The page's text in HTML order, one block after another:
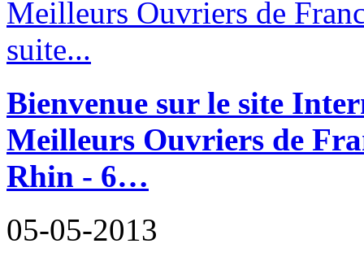
Meilleurs Ouvriers de
suite...
Bienvenue sur le site
Meilleurs Ouvriers de
Rhin - 6…
05-05-2013